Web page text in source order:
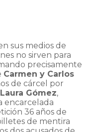
sus medios de
no sirven para
precisamente
Carmen y Carlos
de cárcel por
Laura Gómez,
encarcelada
36 años de
de mentira